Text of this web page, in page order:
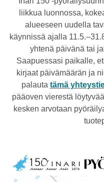
liikkua luonnossa,
alueeseen uudella
käynnissä ajalla
yhtenä päivänä tai
Saapuessasi paikalle,
kirjaat päivämäärän ja
palauta tämä
pääoven vierestä
kesken arvotaan